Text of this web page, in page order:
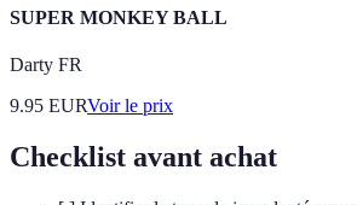
SUPER MONKEY BALL
Darty FR
9.95 EURVoir le prix
Checklist avant achat